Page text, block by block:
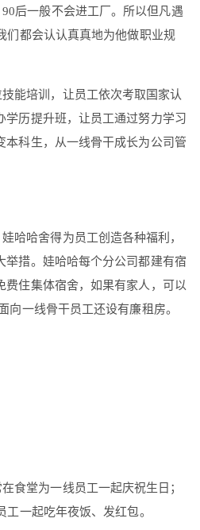
后一般不会进工厂。所以但凡遇
们都会认认真真地为他做职业规
能培训，让员工依次考取国家认
学历提升班，让员工通过努力学习
本科生，从一线骨干成长为公司管
哈哈舍得为员工创造各种福利，
举措。娃哈哈每个分公司都建有宿
费住集体宿舍，如果有家人，可以
向一线骨干员工还设有廉租房。
食堂为一线员工一起庆祝生日；
一起吃年夜饭、发红包。